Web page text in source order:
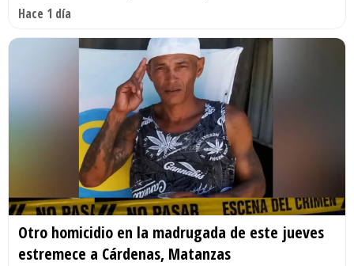
Hace 1 día
Otro homicidio en la madrugada de este jueves
estremece a Cárdenas, Matanzas